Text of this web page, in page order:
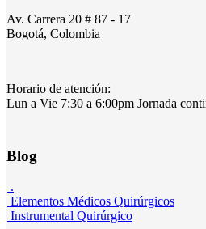
Av. Carrera 20 # 87 - 17
Bogotá, Colombia
Horario de atención:
Lun a Vie 7:30 a 6:00pm Jornada
Blog
.
Elementos Médicos Quirúrgicos
Instrumental Quirúrgico